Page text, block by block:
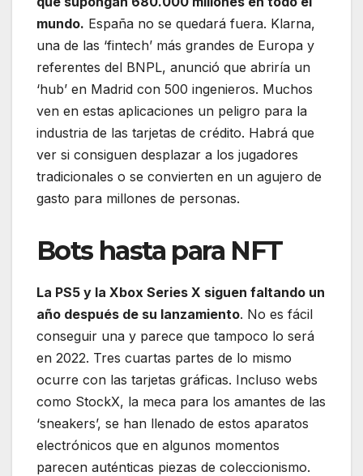
mundo. España no se quedará fuera. Klarna,
una de las ‘fintech’ más grandes de Europa y
referentes del BNPL, anunció que abriría un
‘hub’ en Madrid con 500 ingenieros. Muchos
ven en estas aplicaciones un peligro para la
industria de las tarjetas de crédito. Habrá que
ver si consiguen desplazar a los jugadores
tradicionales o se convierten en un agujero de
gasto para millones de personas.
Bots hasta para NFT
La PS5 y la Xbox Series X siguen faltando un
año después de su lanzamiento. No es fácil
conseguir una y parece que tampoco lo será
en 2022. Tres cuartas partes de lo mismo
ocurre con las tarjetas gráficas. Incluso webs
como StockX, la meca para los amantes de las
‘sneakers’, se han llenado de estos aparatos
electrónicos que en algunos momentos
parecen auténticas piezas de coleccionismo.